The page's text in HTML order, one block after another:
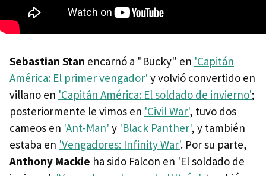
Sebastian Stan encarnó a "Bucky" en 'Capitán
América: El primer vengador' y volvió convertido en
villano en 'Capitán América: El soldado de invierno';
posteriormente le vimos en 'Civil War', tuvo dos
cameos en 'Ant-Man' y 'Black Panther', y también
estaba en 'Vengadores: Infinity War'. Por su parte,
Anthony Mackie ha sido Falcon en 'El soldado de